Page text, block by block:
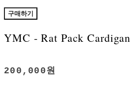
구매하기
YMC - Rat Pack Cardigan
200,000원